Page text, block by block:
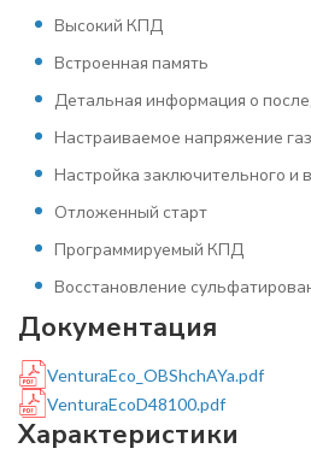
Высокий КПД
Встроенная память
Детальная информация о
Настраиваемое напряжение
Настройка заключительного и
Отложенный старт
Программируемый КПД
Восстановление
Документация
VenturaEco_OBShchAYa.pdf
VenturaEcoD48100.pdf
Характеристики